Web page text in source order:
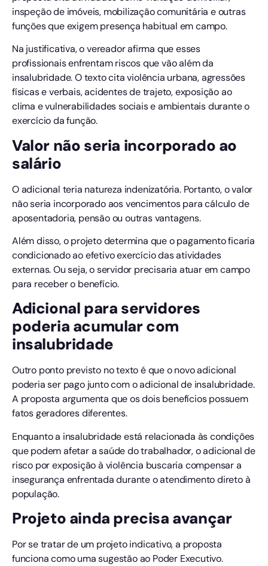
inspeção de imóveis, mobilização comunitária e outras
funções que exigem presença habitual em campo.
Na justificativa, o vereador afirma que esses
profissionais enfrentam riscos que vão além da
insalubridade. O texto cita violência urbana, agressões
físicas e verbais, acidentes de trajeto, exposição ao
clima e vulnerabilidades sociais e ambientais durante o
exercício da função.
Valor não seria incorporado ao
salário
O adicional teria natureza indenizatória. Portanto, o valor
não seria incorporado aos vencimentos para cálculo de
aposentadoria, pensão ou outras vantagens.
Além disso, o projeto determina que o pagamento ficaria
condicionado ao efetivo exercício das atividades
externas. Ou seja, o servidor precisaria atuar em campo
para receber o benefício.
Adicional para servidores
poderia acumular com
insalubridade
Outro ponto previsto no texto é que o novo adicional
poderia ser pago junto com o adicional de insalubridade.
A proposta argumenta que os dois benefícios possuem
fatos geradores diferentes.
Enquanto a insalubridade está relacionada às condições
que podem afetar a saúde do trabalhador, o adicional de
risco por exposição à violência buscaria compensar a
insegurança enfrentada durante o atendimento direto à
população.
Projeto ainda precisa avançar
Por se tratar de um projeto indicativo, a proposta
funciona como uma sugestão ao Poder Executivo.